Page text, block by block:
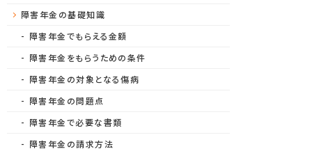
障害年金の基礎知識
障害年金でもらえる金額
障害年金をもらうための条件
障害年金の対象となる傷病
障害年金の問題点
障害年金で必要な書類
障害年金の請求方法